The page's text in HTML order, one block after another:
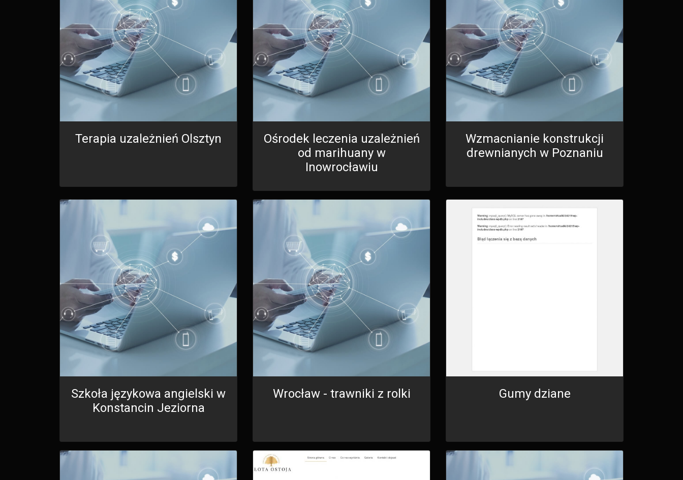
Terapia uzależnień Olsztyn
Ośrodek leczenia uzależnień
od marihuany w
Inowrocławiu
Wzmacnianie konstrukcji
drewnianych w Poznaniu
Szkoła językowa angielski w
Konstancin Jeziorna
Wrocław - trawniki z rolki Gumy dziane